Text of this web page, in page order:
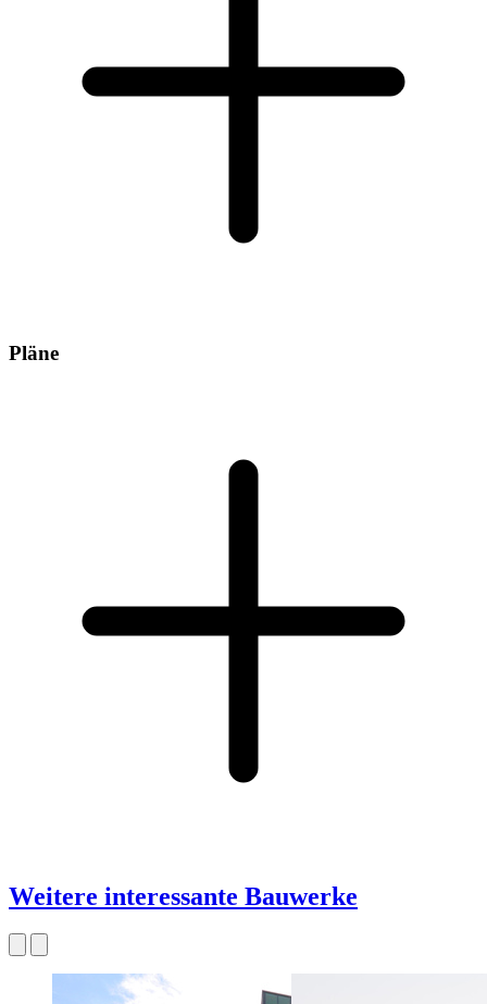
Pläne
Weitere interessante Bauwerke